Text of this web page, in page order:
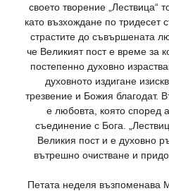
своето творение „Лествица“
като възхождане по тридесет
страстите до съвършената
че Великият пост е време за
постепенно духовно
духовното издигане
трезвение и Божия благодат.
е любовта, която според
съединение с Бога.
Великия пост и е духовно
вътрешно очистване и
Петата неделя възпоменава